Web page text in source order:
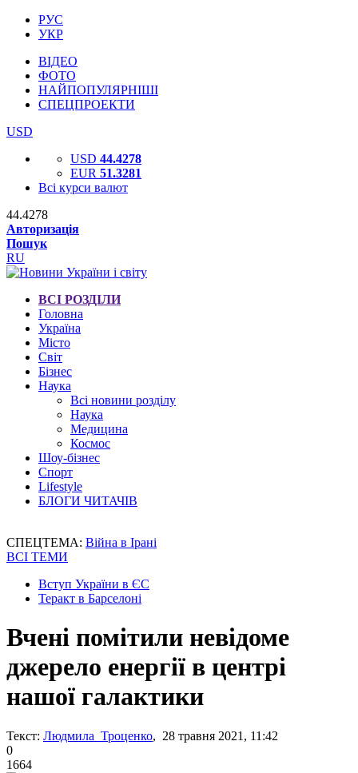
РУС
УКР
ВІДЕО
ФОТО
НАЙПОПУЛЯРНІШІ
СПЕЦПРОЕКТИ
USD
USD 44.4278
EUR 51.3281
Всі курси валют
44.4278
Авторизація
Пошук
RU
ВСІ РОЗДІЛИ
Головна
Україна
Місто
Світ
Бізнес
Наука
Всі новини розділу
Наука
Медицина
Космос
Шоу-бізнес
Спорт
Lifestyle
БЛОГИ ЧИТАЧІВ
СПЕЦТЕМА: Війна в Ірані
ВСІ ТЕМИ
Вступ України в ЄС
Теракт в Барселоні
Вчені помітили невідоме
джерело енергії в центрі
нашої галактики
Текст: Людмила Троценко, 28 травня 2021, 11:42
0
1664